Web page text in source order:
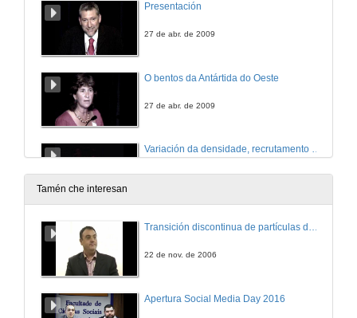
Presentación
27 de abr. de 2009
O bentos da Antártida do Oeste
27 de abr. de 2009
Variación da densidade, recrutamento e estructura poblacional do ourizo Paracentrotus lividus en duas zonas de intermareal das costas de Galicia con distinto grado de explotación
28 de abr. de 2009
Bahía de San Vicente da Barquera (Cantabria) e acuario
Resultados preliminares
Tamén che interesan
Transición discontinua de partículas de microgel termosensible
22 de nov. de 2006
Apertura Social Media Day 2016